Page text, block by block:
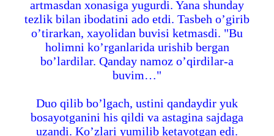
artmasdan xonasiga yugurdi. Yana shunday
tezlik bilan ibodatini ado etdi. Tasbeh o’girib
o’tirarkan, xayolidan buvisi ketmasdi. "Bu
holimni ko’rganlarida urishib bergan
bo’lardilar. Qanday namoz o’qirdilar-a
buvim…"
Duo qilib bo’lgach, ustini qandaydir yuk
bosayotganini his qildi va astagina sajdaga
uzandi. Ko’zlari yumilib ketayotgan edi.